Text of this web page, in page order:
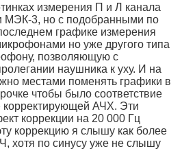
измерения П и Л канала
3, но с подобранными по
графике измерения
но уже другого типа
позволяющую с
наушника к уху. И на
местами поменять графики в
чтобы было соответствие
АЧХ. Эти
коррекции на 20 000 Гц
коррекцию я слышу как более
хотя по синусу уже не слышу